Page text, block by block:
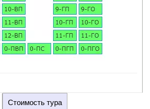
Стоимость тура